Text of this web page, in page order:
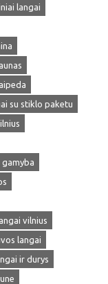
langai
su stiklo paketu
gamyba
vilnius
langai
ir durys